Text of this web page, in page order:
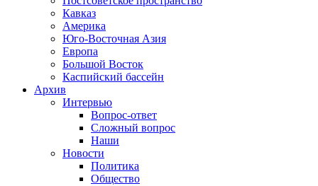
Кавказ
Америка
Юго-Восточная Азия
Европа
Большой Восток
Каспийский бассейн
Архив
Интервью
Вопрос-ответ
Сложный вопрос
Наши
Новости
Политика
Общество